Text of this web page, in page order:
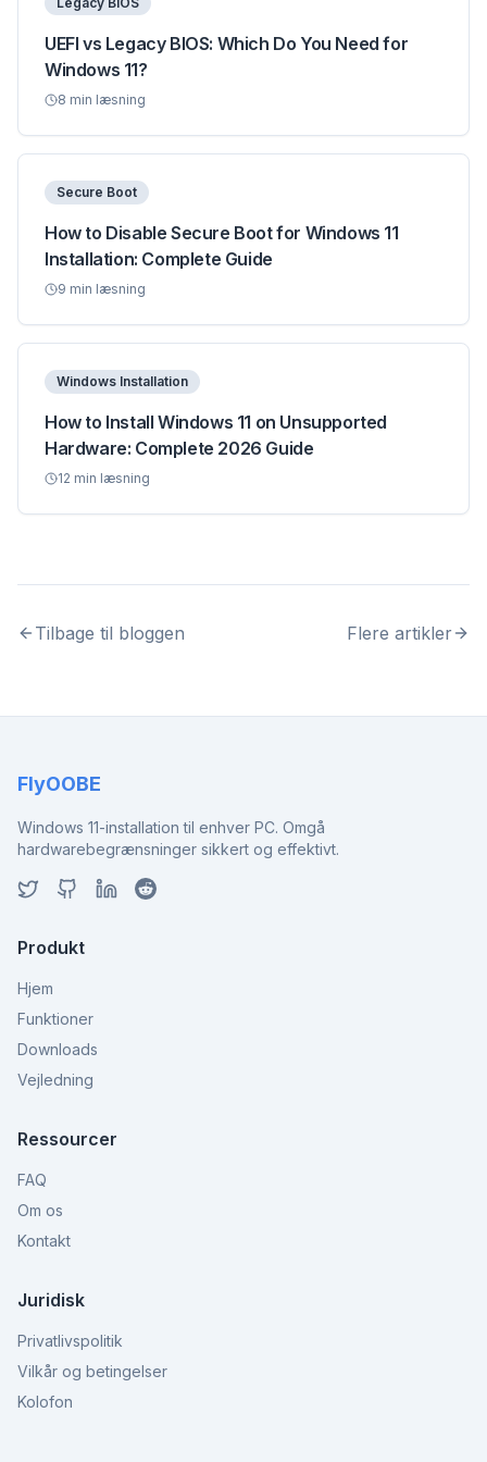
UEFI vs Legacy BIOS: Which Do You Need for
Windows 11?
8 min læsning
Secure Boot
How to Disable Secure Boot for Windows 11
Installation: Complete Guide
9 min læsning
Windows Installation
How to Install Windows 11 on Unsupported
Hardware: Complete 2026 Guide
12 min læsning
Tilbage til bloggen Flere artikler
FlyOOBE
Windows 11-installation til enhver PC. Omgå
hardwarebegrænsninger sikkert og effektivt.
Produkt
Hjem
Funktioner
Downloads
Vejledning
Ressourcer
FAQ
Om os
Kontakt
Juridisk
Privatlivspolitik
Vilkår og betingelser
Kolofon